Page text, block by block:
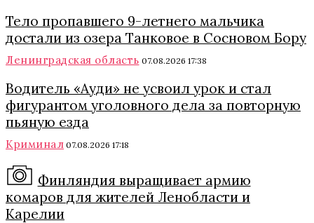
Тело пропавшего 9-летнего мальчика
достали из озера Танковое в Сосновом Бору
Ленинградская область 07.08.2026 17:38
Водитель «Ауди» не усвоил урок и стал
фигурантом уголовного дела за повторную
пьяную езда
Криминал 07.08.2026 17:18
Финляндия выращивает армию
комаров для жителей Ленобласти и
Карелии